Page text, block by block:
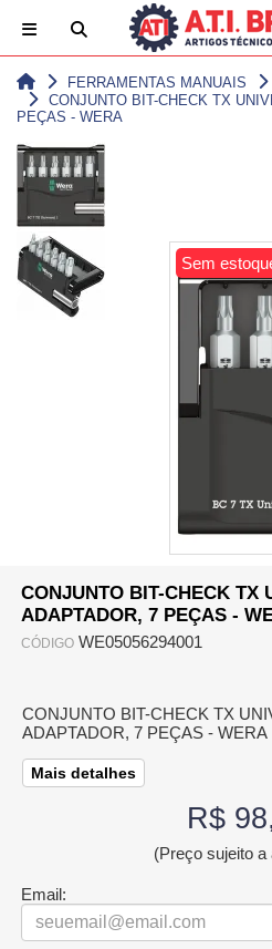
FERRAMENTAS MANUAIS
CONJUNTO BIT-CHECK TX
PEÇAS - WERA
Sem
CONJUNTO BIT-CHECK TX
ADAPTADOR, 7 PEÇAS -
CÓDIGO WE05056294001
CONJUNTO BIT-CHECK TX
ADAPTADOR, 7 PEÇAS - WERA
Mais detalhes
R$
(Preço sujeito a
Email: